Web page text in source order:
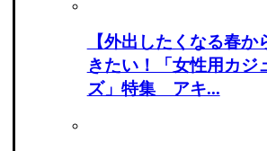
【外出したくなる春
きたい！「女性用カジ
ズ」特集 アキ...